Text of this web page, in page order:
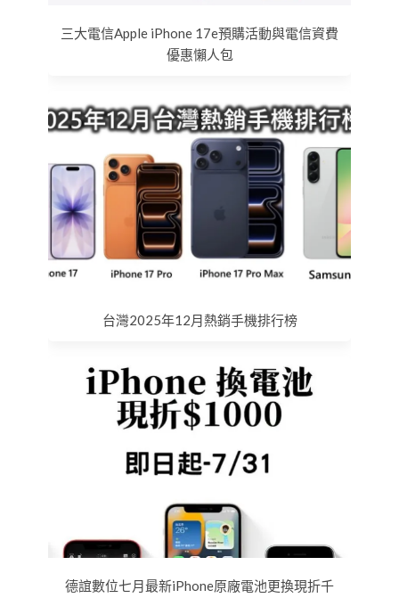
三大電信Apple iPhone 17e預購活動與電信資費
優惠懶人包
台灣2025年12月熱銷手機排行榜
德誼數位七月最新iPhone原廠電池更換現折千